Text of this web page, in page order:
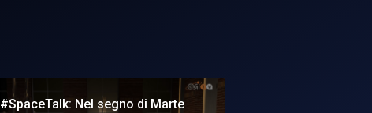
#SpaceTalk: Nel segno di Marte